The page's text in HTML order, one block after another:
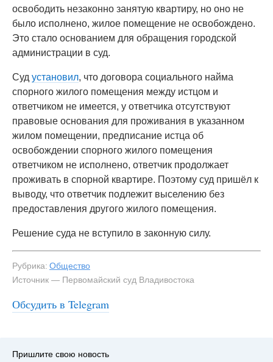
освободить незаконно занятую квартиру, но оно не
было исполнено, жилое помещение не освобождено.
Это стало основанием для обращения городской
администрации в суд.
Суд установил, что договора социального найма
спорного жилого помещения между истцом и
ответчиком не имеется, у ответчика отсутствуют
правовые основания для проживания в указанном
жилом помещении, предписание истца об
освобождении спорного жилого помещения
ответчиком не исполнено, ответчик продолжает
проживать в спорной квартире. Поэтому суд пришёл к
выводу, что ответчик подлежит выселению без
предоставления другого жилого помещения.
Решение суда не вступило в законную силу.
Рубрика: Общество
Источник — Первомайский суд Владивостока
Обсудить в Telegram
Пришлите свою новость